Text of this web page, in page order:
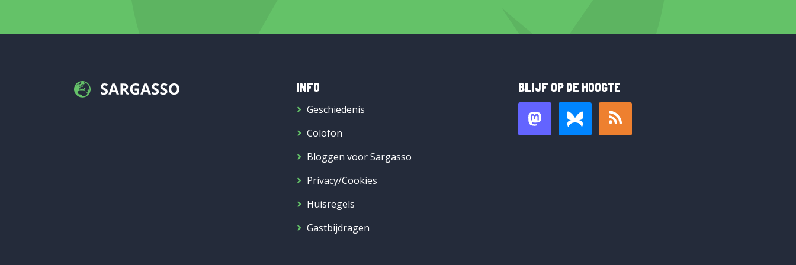
INFO
Geschiedenis
Colofon
Bloggen voor Sargasso
Privacy/Cookies
Huisregels
Gastbijdragen
BLIJF OP DE HOOGTE